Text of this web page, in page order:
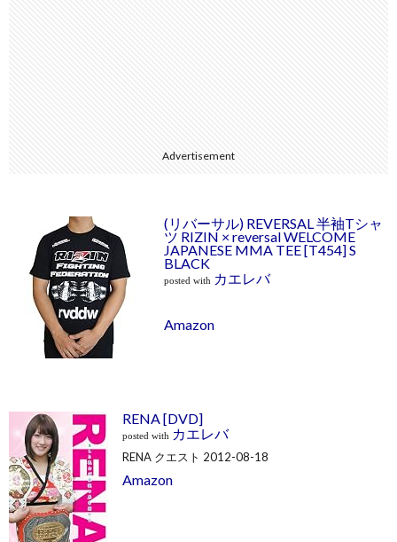
Advertisement
(リバーサル) REVERSAL 半袖Tシャ
ツ RIZIN × reversal WELCOME
JAPANESE MMA TEE [T454] S
BLACK
posted with カエレバ
Amazon
RENA [DVD]
posted with カエレバ
RENA クエスト 2012-08-18
Amazon